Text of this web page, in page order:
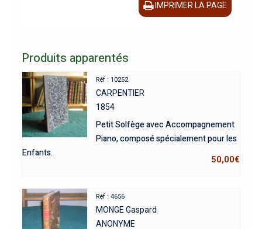
IMPRIMER LA PAGE
Produits apparentés
Réf : 10252
CARPENTIER
1854
Petit Solfège avec Accompagnement
Piano, composé spécialement pour les
Enfants.
50,00€
Réf : 4656
MONGE Gaspard
ANONYME